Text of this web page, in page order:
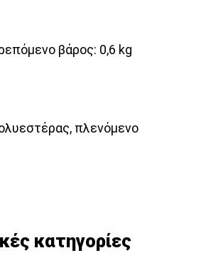
βάρος: 0,6 kg
πλενόμενο
κατηγορίες